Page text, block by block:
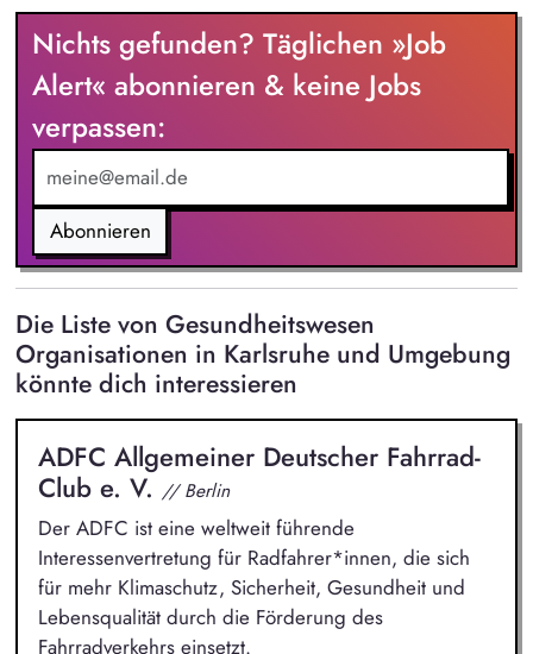
Audiologische Kontrollen (Hörtests) und Diagnostik Beratung
von CI-Träger/innen Dokumentation der durchgeführten
Maßnahmen und Berichterstattung Interdisziplinärer
Austausch mit Kliniken und ambulant behandelnden
Einrichtungen
Nichts gefunden? Täglichen »Job
Alert« abonnieren & keine Jobs
verpassen:
Abonnieren
Die Liste von Gesundheitswesen
Organisationen in Karlsruhe und Umgebung
könnte dich interessieren
ADFC Allgemeiner Deutscher Fahrrad-
Club e. V. // Berlin
Der ADFC ist eine weltweit führende
Interessenvertretung für Radfahrer*innen, die sich
für mehr Klimaschutz, Sicherheit, Gesundheit und
Lebensqualität durch die Förderung des
Fahrradverkehrs einsetzt.